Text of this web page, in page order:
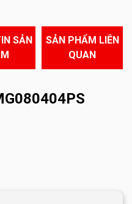
SẢN
SẢN PHẨM LIÊN
QUAN